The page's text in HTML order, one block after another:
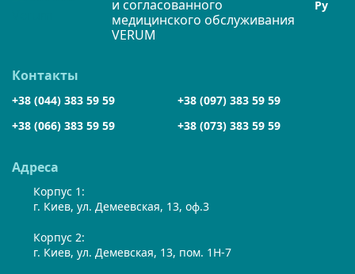
и согласованного
медицинского обслуживания
VERUM
Ру
Адреса
Корпус 1:
г. Киев, ул. Демеевская, 13, оф.3
Корпус 2:
г. Киев, ул. Демевская, 13, пом. 1Н-7
Контакты
+38 (044) 383 59 59
+38 (097) 383 59 59
+38 (066) 383 59 59
+38 (073) 383 59 59